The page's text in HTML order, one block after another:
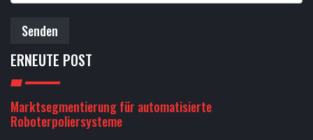
Senden
ERNEUTE POST
Marktsegmentierung für automatisierte
Roboterpoliersysteme